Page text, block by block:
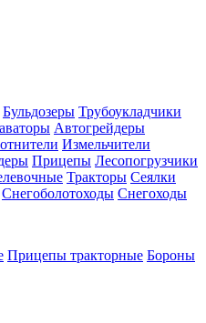
Бульдозеры Трубоукладчики
Автогрейдеры
Измельчители
Прицепы Лесопогрузчики
Тракторы Сеялки
Снегоболотоходы Снегоходы
Прицепы тракторные Бороны